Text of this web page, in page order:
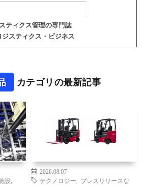
ティクス管理の専門誌
ジスティクス・ビジネス
カテゴリの最新記事
設
2026.08.07
テクノロジー
プレスリリースな